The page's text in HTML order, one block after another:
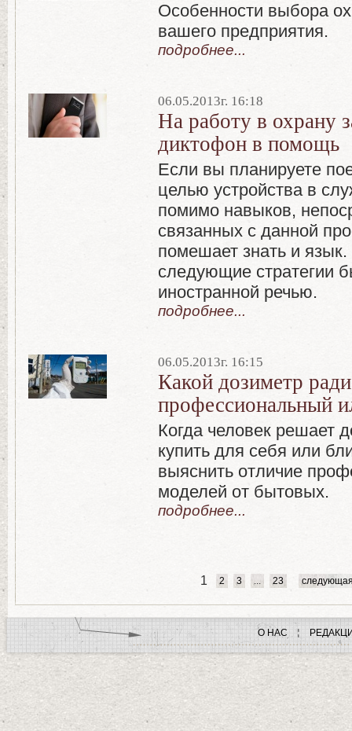
Особенности выбора
вашего предприятия.
подробнее...
06.05.2013г. 16:18
На работу в охрану
диктофон в помощь
Если вы планируете
целью устройства в
помимо навыков,
связанных с данной
помешает знать и
следующие стратегии
иностранной речью.
подробнее...
06.05.2013г. 16:15
Какой дозиметр
профессиональный
Когда человек решает
купить для себя или
выяснить отличие
моделей от бытовых.
подробнее...
1 2 3 23
О НАС